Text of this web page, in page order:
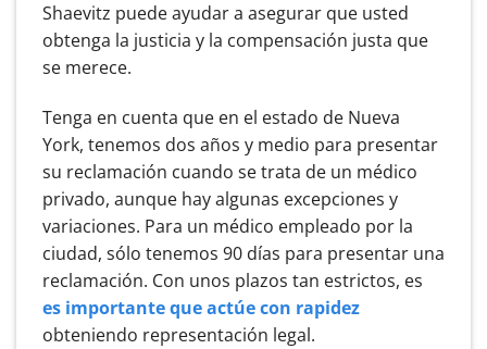
Shaevitz puede ayudar a asegurar que usted
obtenga la justicia y la compensación justa que
se merece.
Tenga en cuenta que en el estado de Nueva
York, tenemos dos años y medio para presentar
su reclamación cuando se trata de un médico
privado, aunque hay algunas excepciones y
variaciones. Para un médico empleado por la
ciudad, sólo tenemos 90 días para presentar una
reclamación. Con unos plazos tan estrictos, es
es importante que actúe con rapidez
obteniendo representación legal.